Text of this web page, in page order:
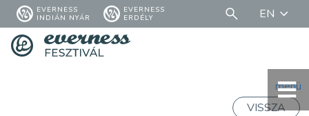
EVERNESS
INDIÁN NYÁR
EVERNESS
ERDÉLY
EN
menü
VISSZA